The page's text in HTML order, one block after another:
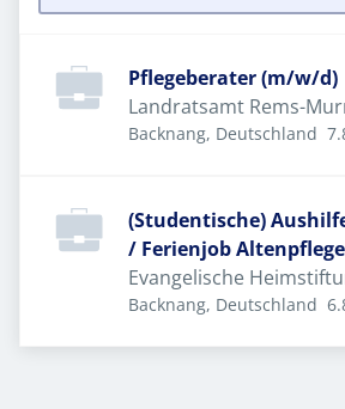
Pflegeberater (m/w/d)
Landratsamt Rems-
Backnang, Deutschland
(Studentische)
/ Ferienjob Altenpflege
Evangelische
Backnang, Deutschland